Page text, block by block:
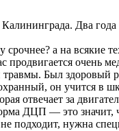
Два
срочнее? а на всякие
продвигается очень
травмы. Был здоровый
он учится в
отвечает за
ДЦП — это значит,
подходит, нужна